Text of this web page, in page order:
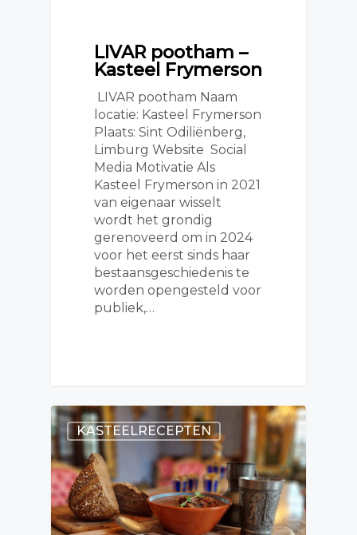
LIVAR pootham –
Kasteel Frymerson
LIVAR pootham Naam
locatie: Kasteel Frymerson
Plaats: Sint Odiliënberg,
Limburg Website Social
Media Motivatie Als
Kasteel Frymerson in 2021
van eigenaar wisselt
wordt het grondig
gerenoveerd om in 2024
voor het eerst sinds haar
bestaansgeschiedenis te
worden opengesteld voor
publiek,…
KASTEELRECEPTEN